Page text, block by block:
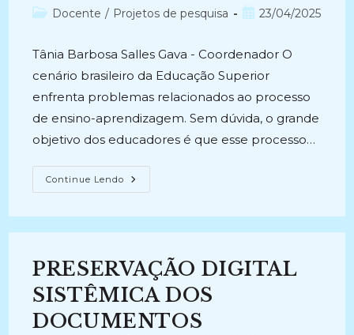
do
Categoria
Docente / Projetos de pesquisa
Post23/04/2025
Tânia Barbosa Salles Gava - Coordenador O
cenário brasileiro da Educação Superior
enfrenta problemas relacionados ao processo
de ensino-aprendizagem. Sem dúvida, o grande
objetivo dos educadores é que esse processo…
Continue Lendo AVALIAÇÃO
DE
PARTE
2017)
PRESERVAÇÃO DIGITAL
SISTÊMICA DOS
DOCUMENTOS